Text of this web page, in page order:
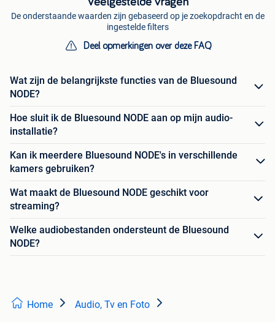
De onderstaande waarden zijn gebaseerd op je zoekopdracht en de
ingestelde filters
Deel opmerkingen over deze FAQ
Wat zijn de belangrijkste functies van de Bluesound
NODE?
Hoe sluit ik de Bluesound NODE aan op mijn audio-
installatie?
Kan ik meerdere Bluesound NODE's in verschillende
kamers gebruiken?
Wat maakt de Bluesound NODE geschikt voor
streaming?
Welke audiobestanden ondersteunt de Bluesound
NODE?
Home Audio, Tv en Foto